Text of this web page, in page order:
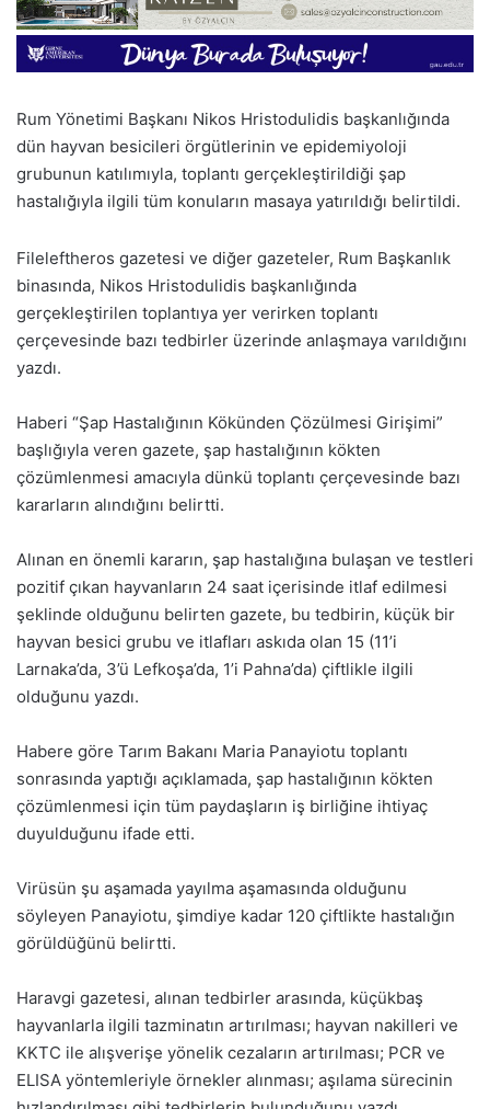
Rum Yönetimi Başkanı Nikos Hristodulidis başkanlığında
dün hayvan besicileri örgütlerinin ve epidemiyoloji
grubunun katılımıyla, toplantı gerçekleştirildiği şap
hastalığıyla ilgili tüm konuların masaya yatırıldığı belirtildi.
Fileleftheros gazetesi ve diğer gazeteler, Rum Başkanlık
binasında, Nikos Hristodulidis başkanlığında
gerçekleştirilen toplantıya yer verirken toplantı
çerçevesinde bazı tedbirler üzerinde anlaşmaya varıldığını
yazdı.
Haberi “Şap Hastalığının Kökünden Çözülmesi Girişimi”
başlığıyla veren gazete, şap hastalığının kökten
çözümlenmesi amacıyla dünkü toplantı çerçevesinde bazı
kararların alındığını belirtti.
Alınan en önemli kararın, şap hastalığına bulaşan ve testleri
pozitif çıkan hayvanların 24 saat içerisinde itlaf edilmesi
şeklinde olduğunu belirten gazete, bu tedbirin, küçük bir
hayvan besici grubu ve itlafları askıda olan 15 (11’i
Larnaka’da, 3’ü Lefkoşa’da, 1’i Pahna’da) çiftlikle ilgili
olduğunu yazdı.
Habere göre Tarım Bakanı Maria Panayiotu toplantı
sonrasında yaptığı açıklamada, şap hastalığının kökten
çözümlenmesi için tüm paydaşların iş birliğine ihtiyaç
duyulduğunu ifade etti.
Virüsün şu aşamada yayılma aşamasında olduğunu
söyleyen Panayiotu, şimdiye kadar 120 çiftlikte hastalığın
görüldüğünü belirtti.
Haravgi gazetesi, alınan tedbirler arasında, küçükbaş
hayvanlarla ilgili tazminatın artırılması; hayvan nakilleri ve
KKTC ile alışverişe yönelik cezaların artırılması; PCR ve
ELISA yöntemleriyle örnekler alınması; aşılama sürecinin